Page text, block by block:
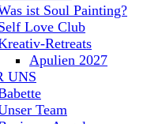
ist Soul Painting?
Love Club
Retreats
Apulien 2027
UNS
Team